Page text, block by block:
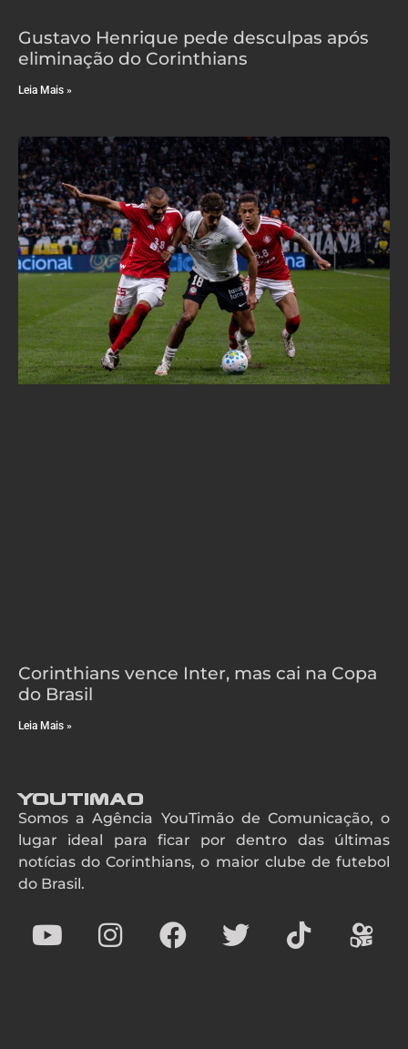
Gustavo Henrique pede desculpas após
eliminação do Corinthians
Leia Mais »
Corinthians vence Inter, mas cai na Copa
do Brasil
Leia Mais »
YouTimao
Somos a Agência YouTimão de Comunicação, o
lugar ideal para ficar por dentro das últimas
notícias do Corinthians, o maior clube de futebol
do Brasil.